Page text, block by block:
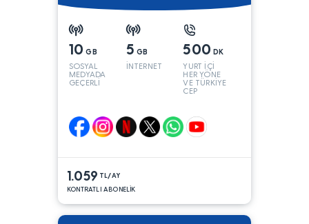
10 GB
SOSYAL
MEDYADA
GEÇERLİ
5 GB
İNTERNET
500 DK
YURT İÇİ
HER YÖNE
VE TÜRKİYE
CEP
1.059 TL/AY
KONTRATLI ABONELİK